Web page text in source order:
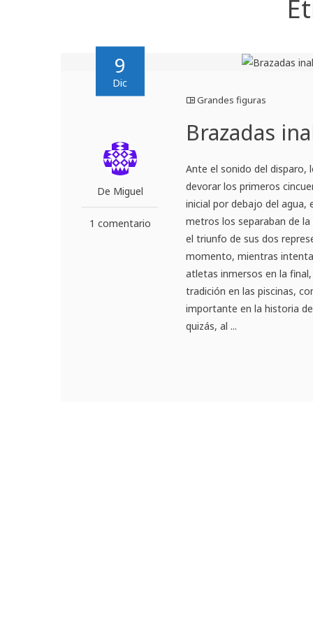
9
Dic
De Miguel
1 comentario
Grandes figuras
Brazadas
Ante el sonido del disparo,
devorar los primeros
inicial por debajo del agua,
metros los separaban de
el triunfo de sus dos
momento, mientras
atletas inmersos en la
tradición en las piscinas,
importante en la historia
quizás, al ...